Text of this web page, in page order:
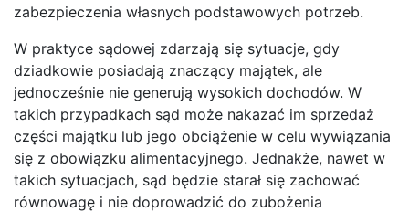
zabezpieczenia własnych podstawowych potrzeb.
W praktyce sądowej zdarzają się sytuacje, gdy
dziadkowie posiadają znaczący majątek, ale
jednocześnie nie generują wysokich dochodów. W
takich przypadkach sąd może nakazać im sprzedaż
części majątku lub jego obciążenie w celu wywiązania
się z obowiązku alimentacyjnego. Jednakże, nawet w
takich sytuacjach, sąd będzie starał się zachować
równowagę i nie doprowadzić do zubożenia